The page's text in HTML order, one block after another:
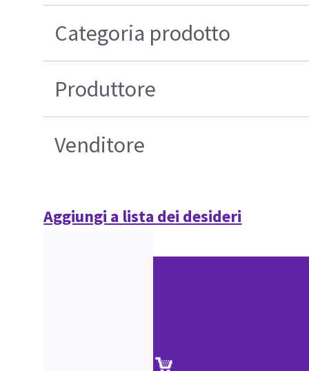
Categoria prodotto
Produttore
Venditore
Aggiungi a lista dei desideri